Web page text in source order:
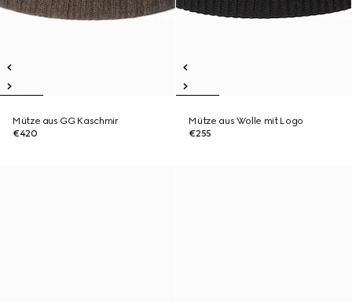
Mütze aus GG Kaschmir
€420
Mütze aus Wolle mit Logo
€255